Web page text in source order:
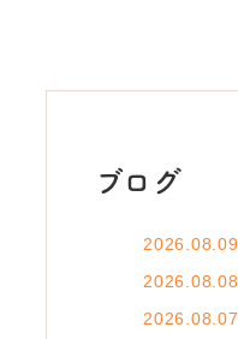
ブログ
2026.08.09
2026.08.08
2026.08.07